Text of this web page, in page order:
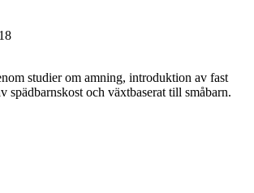
studier om amning, introduktion av fast
spädbarnskost och växtbaserat till småbarn.